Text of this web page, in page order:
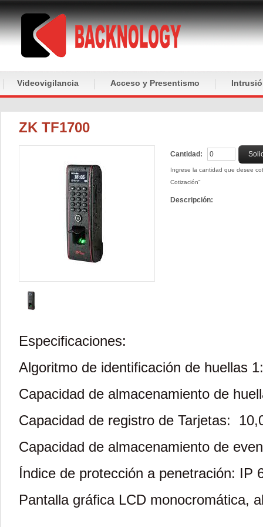
Videovigilancia Acceso y Presentismo
ZK TF1700
Cantidad:
Ingrese la cantidad que desee
Cotización"
Descripción:
Especificaciones:
Algoritmo de identificación de huellas
Capacidad de almacenamiento de
Capacidad de registro de Tarjetas:
Capacidad de almacenamiento de
Índice de protección a penetración:
Pantalla gráfica LCD monocromática,